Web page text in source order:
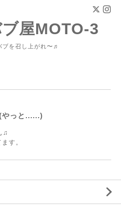
屋MOTO-3
ブを召し上がれ〜♬
やっと......)
♫
す。